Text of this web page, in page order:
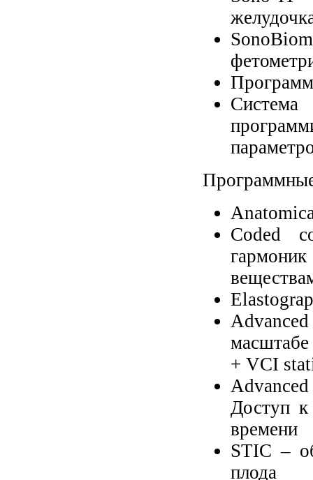
Coded
+ VCI
Доступ к
времени
STIC –
плода